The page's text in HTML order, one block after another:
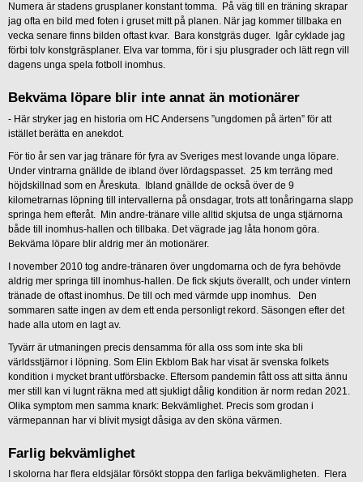
Numera är stadens grusplaner konstant tomma. På väg till en träning skrapar
jag ofta en bild med foten i gruset mitt på planen. När jag kommer tillbaka en
vecka senare finns bilden oftast kvar. Bara konstgräs duger. Igår cyklade jag
förbi tolv konstgräsplaner. Elva var tomma, för i sju plusgrader och lätt regn vill
dagens unga spela fotboll inomhus.
Bekväma löpare blir inte annat än motionärer
- Här stryker jag en historia om HC Andersens ”ungdomen på ärten” för att
istället berätta en anekdot.
För tio år sen var jag tränare för fyra av Sveriges mest lovande unga löpare.
Under vintrarna gnällde de ibland över lördagspasset. 25 km terräng med
höjdskillnad som en Åreskuta. Ibland gnällde de också över de 9
kilometrarnas löpning till intervallerna på onsdagar, trots att tonåringarna slapp
springa hem efteråt. Min andre-tränare ville alltid skjutsa de unga stjärnorna
både till inomhus-hallen och tillbaka. Det vägrade jag låta honom göra.
Bekväma löpare blir aldrig mer än motionärer.
I november 2010 tog andre-tränaren över ungdomarna och de fyra behövde
aldrig mer springa till inomhus-hallen. De fick skjuts överallt, och under vintern
tränade de oftast inomhus. De till och med värmde upp inomhus. Den
sommaren satte ingen av dem ett enda personligt rekord. Säsongen efter det
hade alla utom en lagt av.
Tyvärr är utmaningen precis densamma för alla oss som inte ska bli
världsstjärnor i löpning. Som Elin Ekblom Bak har visat är svenska folkets
kondition i mycket brant utförsbacke. Eftersom pandemin fått oss att sitta ännu
mer still kan vi lugnt räkna med att sjukligt dålig kondition är norm redan 2021.
Olika symptom men samma knark: Bekvämlighet. Precis som grodan i
värmepannan har vi blivit mysigt dåsiga av den sköna värmen.
Farlig bekvämlighet
I skolorna har flera eldsjälar försökt stoppa den farliga bekvämligheten. Flera